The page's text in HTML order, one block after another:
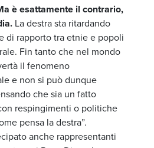
è esattamente il contrario,
La destra sta ritardando
di rapporto tra etnie e popoli
Fin tanto che nel mondo
il fenomeno
e non si può dunque
che sia un fatto
respingimenti o politiche
pensa la destra”.
anche rappresentanti